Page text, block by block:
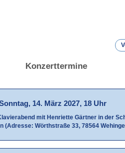
Konzerttermine
14. März 2027, 18 Uhr
mit Henriette Gärtner in der
(Adresse: Wörthstraße 33, 78564